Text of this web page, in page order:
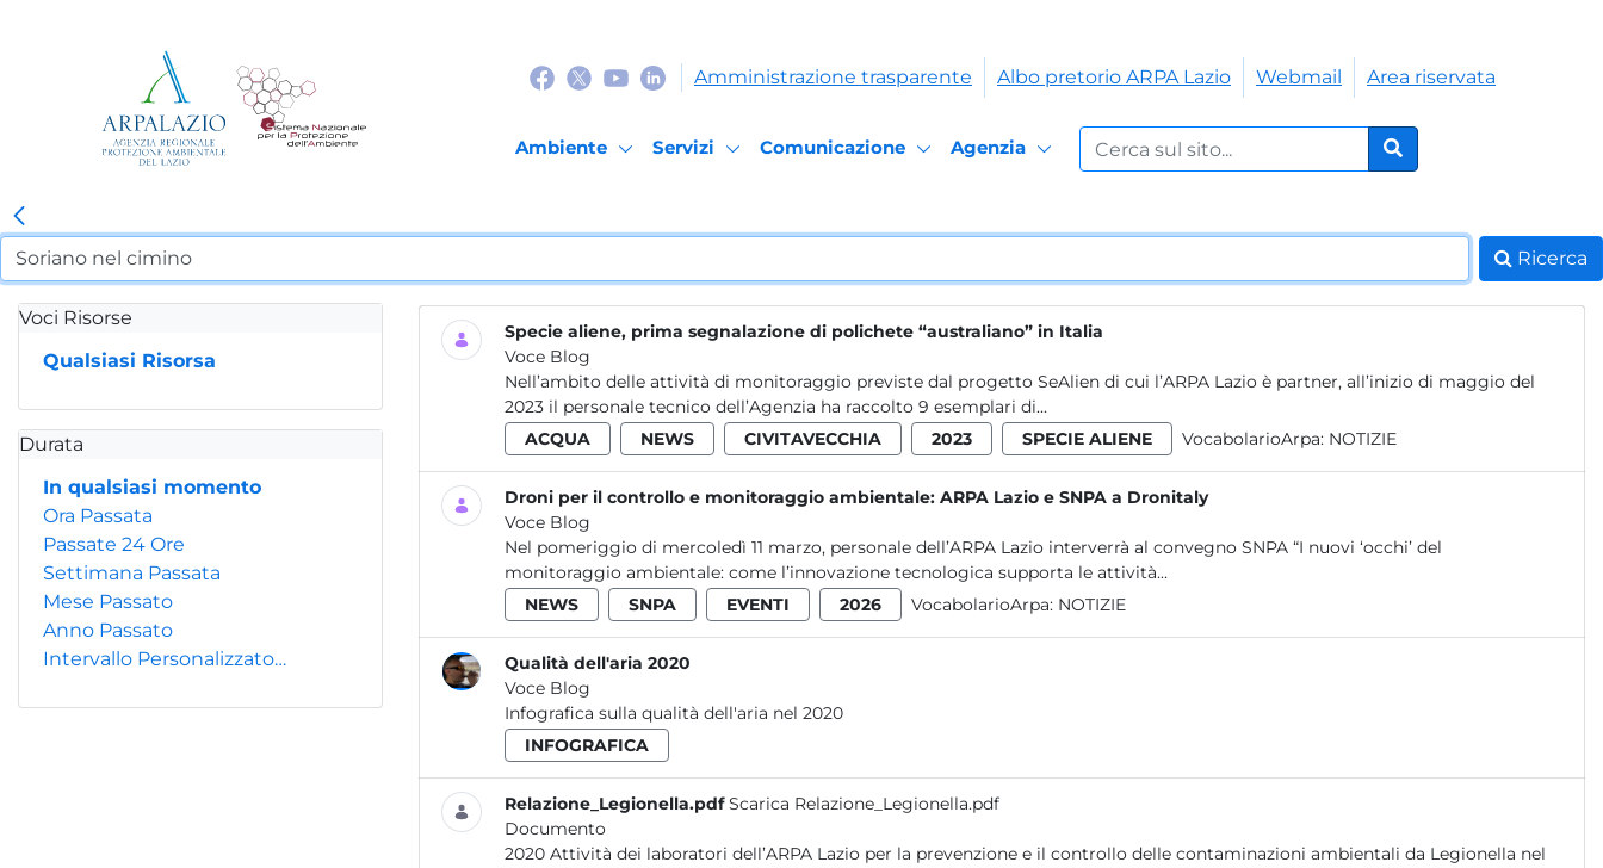
Amministrazione trasparente Albo pretorio ARPA Lazio Webmail Area riservata
Ambiente Servizi Comunicazione Agenzia
Cerca nel sito:
Cerca
Ricerca
Voci Risorse
Qualsiasi Risorsa
Durata
In qualsiasi momento
Ora Passata
Passate 24 Ore
Settimana Passata
Mese Passato
Anno Passato
Intervallo Personalizzato…
Specie aliene, prima segnalazione di polichete “australiano” in Italia
Voce Blog
Nell’ambito delle attività di monitoraggio previste dal progetto SeAlien di cui l’ARPA Lazio è partner, all’inizio di maggio del
2023 il personale tecnico dell’Agenzia ha raccolto 9 esemplari di...
ACQUA
NEWS CIVITAVECCHIA 2023 SPECIE ALIENE VocabolarioArpa: NOTIZIE
Droni per il controllo e monitoraggio ambientale: ARPA Lazio e SNPA a Dronitaly
Voce Blog
Nel pomeriggio di mercoledì 11 marzo, personale dell’ARPA Lazio interverrà al convegno SNPA “I nuovi ‘occhi’ del
monitoraggio ambientale: come l’innovazione tecnologica supporta le attività...
NEWS
SNPA EVENTI 2026 VocabolarioArpa: NOTIZIE
Qualità dell'aria 2020
Voce Blog
Infografica sulla qualità dell'aria nel 2020
INFOGRAFICA
Relazione_Legionella.pdf Scarica Relazione_Legionella.pdf
Documento
2020 Attività dei laboratori dell’ARPA Lazio per la prevenzione e il controllo delle contaminazioni ambientali da Legionella nel